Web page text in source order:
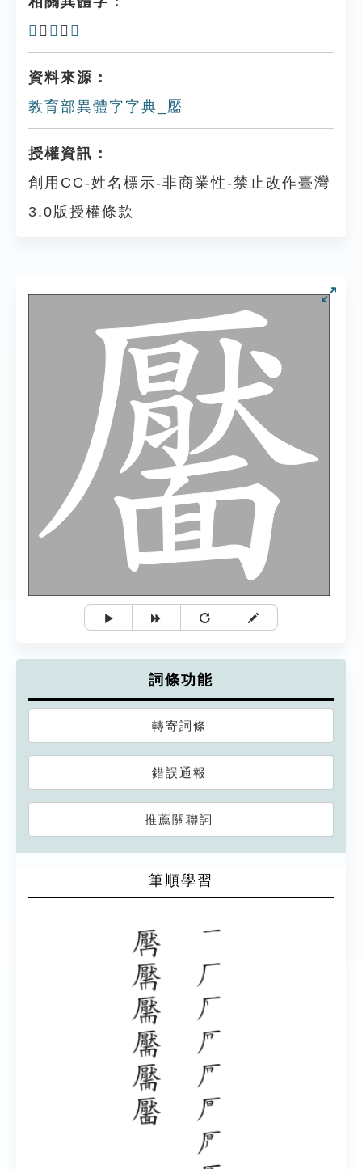
𩉇 、 𩉂 、 嬮
資料來源：
教育部異體字字典_靨
授權資訊：
創用CC-姓名標示-非商業性-禁止改作臺灣
3.0版授權條款
詞條功能
轉寄詞條
錯誤通報
推薦關聯詞
筆順學習